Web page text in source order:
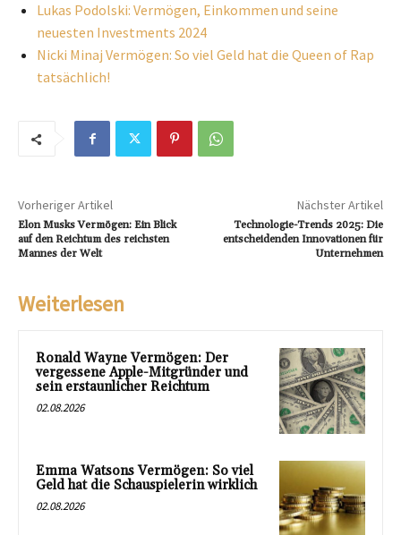
Lukas Podolski: Vermögen, Einkommen und seine
neuesten Investments 2024
Nicki Minaj Vermögen: So viel Geld hat die Queen of Rap
tatsächlich!
Vorheriger Artikel
Elon Musks Vermögen: Ein Blick
auf den Reichtum des reichsten
Mannes der Welt
Nächster Artikel
Technologie-Trends 2025: Die
entscheidenden Innovationen für
Unternehmen
Weiterlesen
Ronald Wayne Vermögen: Der
vergessene Apple-Mitgründer und
sein erstaunlicher Reichtum
02.08.2026
Emma Watsons Vermögen: So viel
Geld hat die Schauspielerin wirklich
02.08.2026